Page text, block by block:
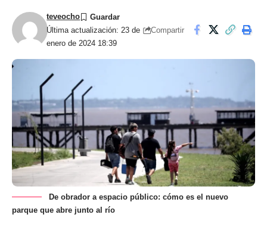
Última actualización: 23 de
enero de 2024 18:39
teveocho
Compartir
De obrador a espacio público: cómo es el nuevo
parque que abre junto al río